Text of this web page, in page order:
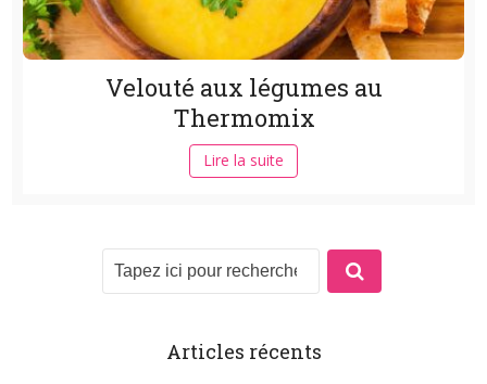
Velouté aux légumes au
Thermomix
Lire la suite
Articles récents